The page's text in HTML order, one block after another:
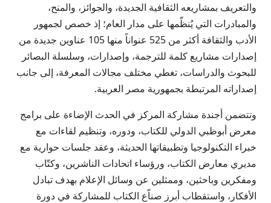
والتعريف بمشاريعه الثقافية الجديدة، والجوائز، والمنح،
والمبادرات التي يُنظّمها على مدار العام؛ إذ خصص لجمهور
الأدب والثقافة أكثر من 525 عنواناً منها 105 عناوين جديدة من
إصدارات مشاريع كلمة للترجمة، وإصدارات، وسلسلة البصائر
للبحوث والدراسات، تغطي مختلف مجالات المعرفة، إلى جانب
إصداراته المرتبطة بجمهورية مصر العربية.
وتتضمن أجندة مشاركة المركز في الحدث الإضاءة على برامج
معرض أبوظبي الدولي للكتاب، ودوره، وتنظيم لقاءات مع
خبراء التكنولوجيا وتطبيقاتها الحديثة، وعقد جلسات حوارية مع
مديري معارض الكتاب، ورؤساء اتحادات الناشرين، وكتّاب
ومفكرين وباحثين، وممثلين عن وسائل الإعلام بهدف تبادل
الأفكار، واستقطاب أبرز صناّع الكتاب للمشاركة في دورة